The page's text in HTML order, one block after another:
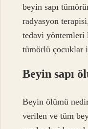
beyin sapı
radyasyon
tedavi yöntemleri
tümörlü çocuklar
Beyin sapı
Beyin ölümü
verilen ve tüm